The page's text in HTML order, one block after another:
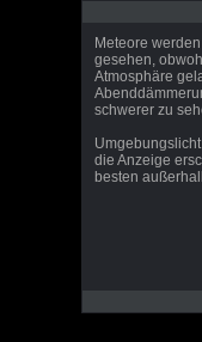
Meteore
gesehen,
Atmosphäre
schwerer zu
die Anzeige
besten